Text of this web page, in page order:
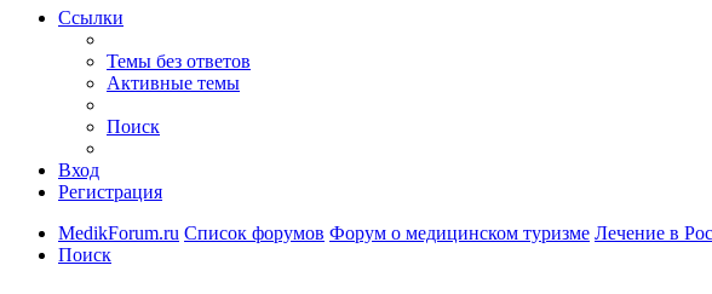
Ссылки
Темы без ответов
Активные темы
Поиск
Вход
Регистрация
MedikForum.ru Список форумов Форум о медицинском туризме Лечение в
Поиск